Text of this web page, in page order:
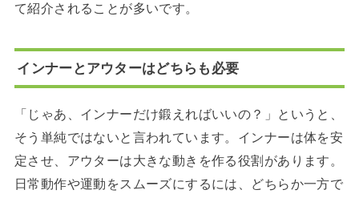
て紹介されることが多いです。
インナーとアウターはどちらも必要
「じゃあ、インナーだけ鍛えればいいの？」というと、
そう単純ではないと言われています。インナーは体を安
定させ、アウターは大きな動きを作る役割があります。
日常動作や運動をスムーズにするには、どちらか一方で